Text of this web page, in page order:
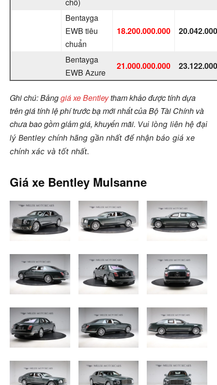
Bentayga
EWB tiêu
chuẩn
18.200.000.000
Bentayga
EWB Azure
21.000.000.000
Ghi chú: Bảnggiá xe Bentleytham khảo được tính dựa
trên giá tính lệ phí trước bạ mới nhất của Bộ Tài Chính và
chưa bao gồm giảm giá, khuyến mãi. Vui lòng liên hệ đại
lý Bentley chính hãng gần nhất để nhận báo giá xe
chính xác và tốt nhất.
Giá xe Bentley Mulsanne